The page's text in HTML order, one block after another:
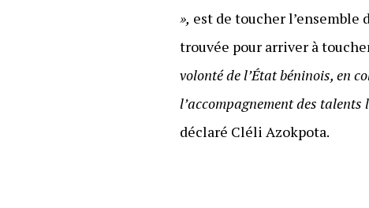
», est de toucher l’ensemble
trouvée pour arriver à
volonté de l’État béninois, en
l’accompagnement des
déclaré Cléli Azokpota.